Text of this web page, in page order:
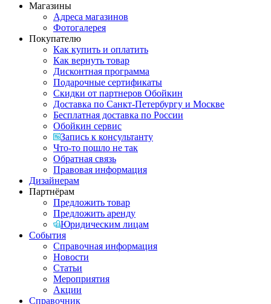
Магазины
Адреса магазинов
Фотогалерея
Покупателю
Как купить и оплатить
Как вернуть товар
Дисконтная программа
Подарочные сертификаты
Скидки от партнеров Обойкин
Доставка по Санкт-Петербургу и Москве
Бесплатная доставка по России
Обойкин сервис
Запись к консультанту
Что-то пошло не так
Обратная связь
Правовая информация
Дизайнерам
Партнёрам
Предложить товар
Предложить аренду
Юридическим лицам
События
Справочная информация
Новости
Статьи
Мероприятия
Акции
Справочник